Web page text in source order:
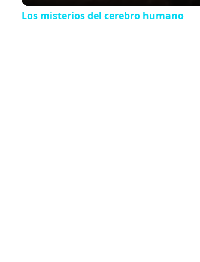
Los misterios del cerebro humano